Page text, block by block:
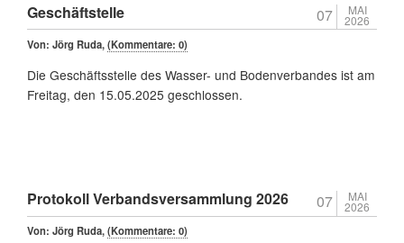
Geschäftstelle 07 MAI
2026
Von: Jörg Ruda,(Kommentare: 0)
Die Geschäftsstelle des Wasser- und Bodenverbandes ist am
Freitag, den 15.05.2025 geschlossen.
Protokoll Verbandsversammlung 2026 07 MAI
2026
Von: Jörg Ruda,(Kommentare: 0)